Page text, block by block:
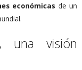
económicas de un
una visión